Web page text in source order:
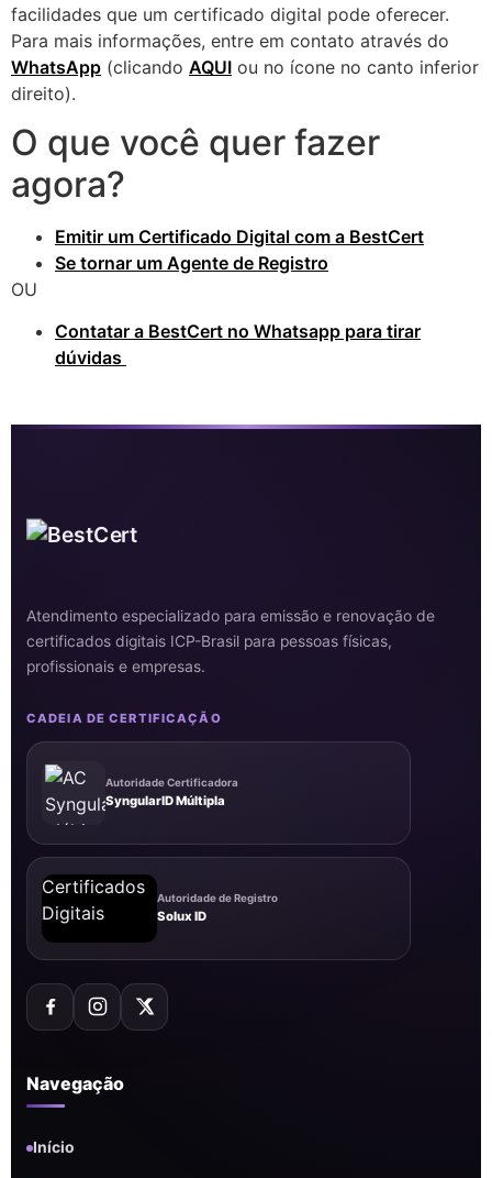
facilidades que um certificado digital pode oferecer.
Para mais informações, entre em contato através do
WhatsApp (clicando AQUI ou no ícone no canto inferior
direito).
O que você quer fazer
agora?
Emitir um Certificado Digital com a BestCert
Se tornar um Agente de Registro
OU
Contatar a BestCert no Whatsapp para tirar
dúvidas
Atendimento especializado para emissão e renovação de
certificados digitais ICP-Brasil para pessoas físicas,
profissionais e empresas.
CADEIA DE CERTIFICAÇÃO
Autoridade Certificadora
SyngularID Múltipla
Autoridade de Registro
Solux ID
Navegação
Início